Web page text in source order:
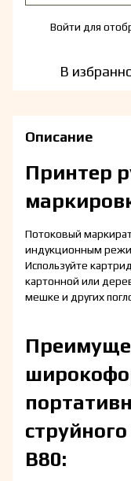
Войти для
В
Описание
Принтер
Потоковый
индукционным
Используйте
картонной или
мешке и других
B80: